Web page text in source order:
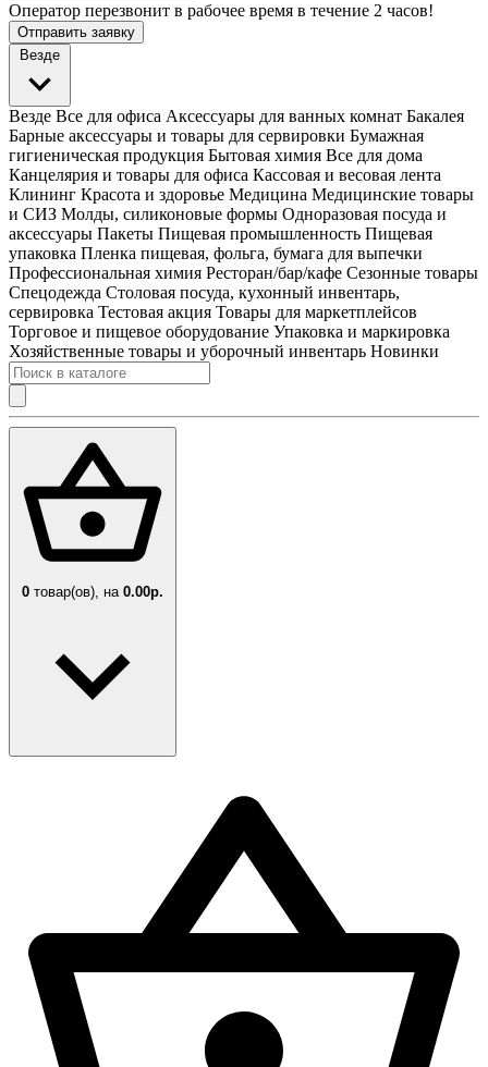
Оператор перезвонит в рабочее время в течение 2 часов!
Отправить заявку
Везде
Везде Все для офиса Аксессуары для ванных комнат Бакалея
Барные аксессуары и товары для сервировки Бумажная
гигиеническая продукция Бытовая химия Все для дома
Канцелярия и товары для офиса Кассовая и весовая лента
Клининг Красота и здоровье Медицина Медицинские товары
и СИЗ Молды, силиконовые формы Одноразовая посуда и
аксессуары Пакеты Пищевая промышленность Пищевая
упаковка Пленка пищевая, фольга, бумага для выпечки
Профессиональная химия Ресторан/бар/кафе Сезонные товары
Спецодежда Столовая посуда, кухонный инвентарь,
сервировка Тестовая акция Товары для маркетплейсов
Торговое и пищевое оборудование Упаковка и маркировка
Хозяйственные товары и уборочный инвентарь Новинки
0 товар(ов), на 0.00р.